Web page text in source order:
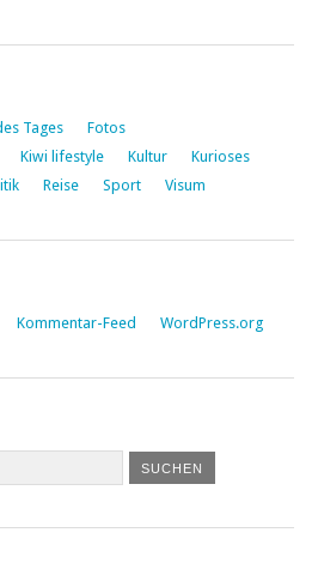
Tages
Fotos
Kiwi lifestyle Kultur
Kurioses
Reise Sport Visum
Kommentar-Feed WordPress.org